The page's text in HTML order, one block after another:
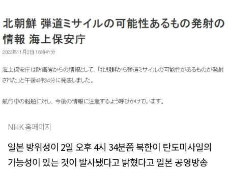
NHK 홈페이지
일본 방위성이 2일 오후 4시 34분쯤 북한이 탄도미사일의
가능성이 있는 것이 발사됐다고 밝혔다고 일본 공영방송